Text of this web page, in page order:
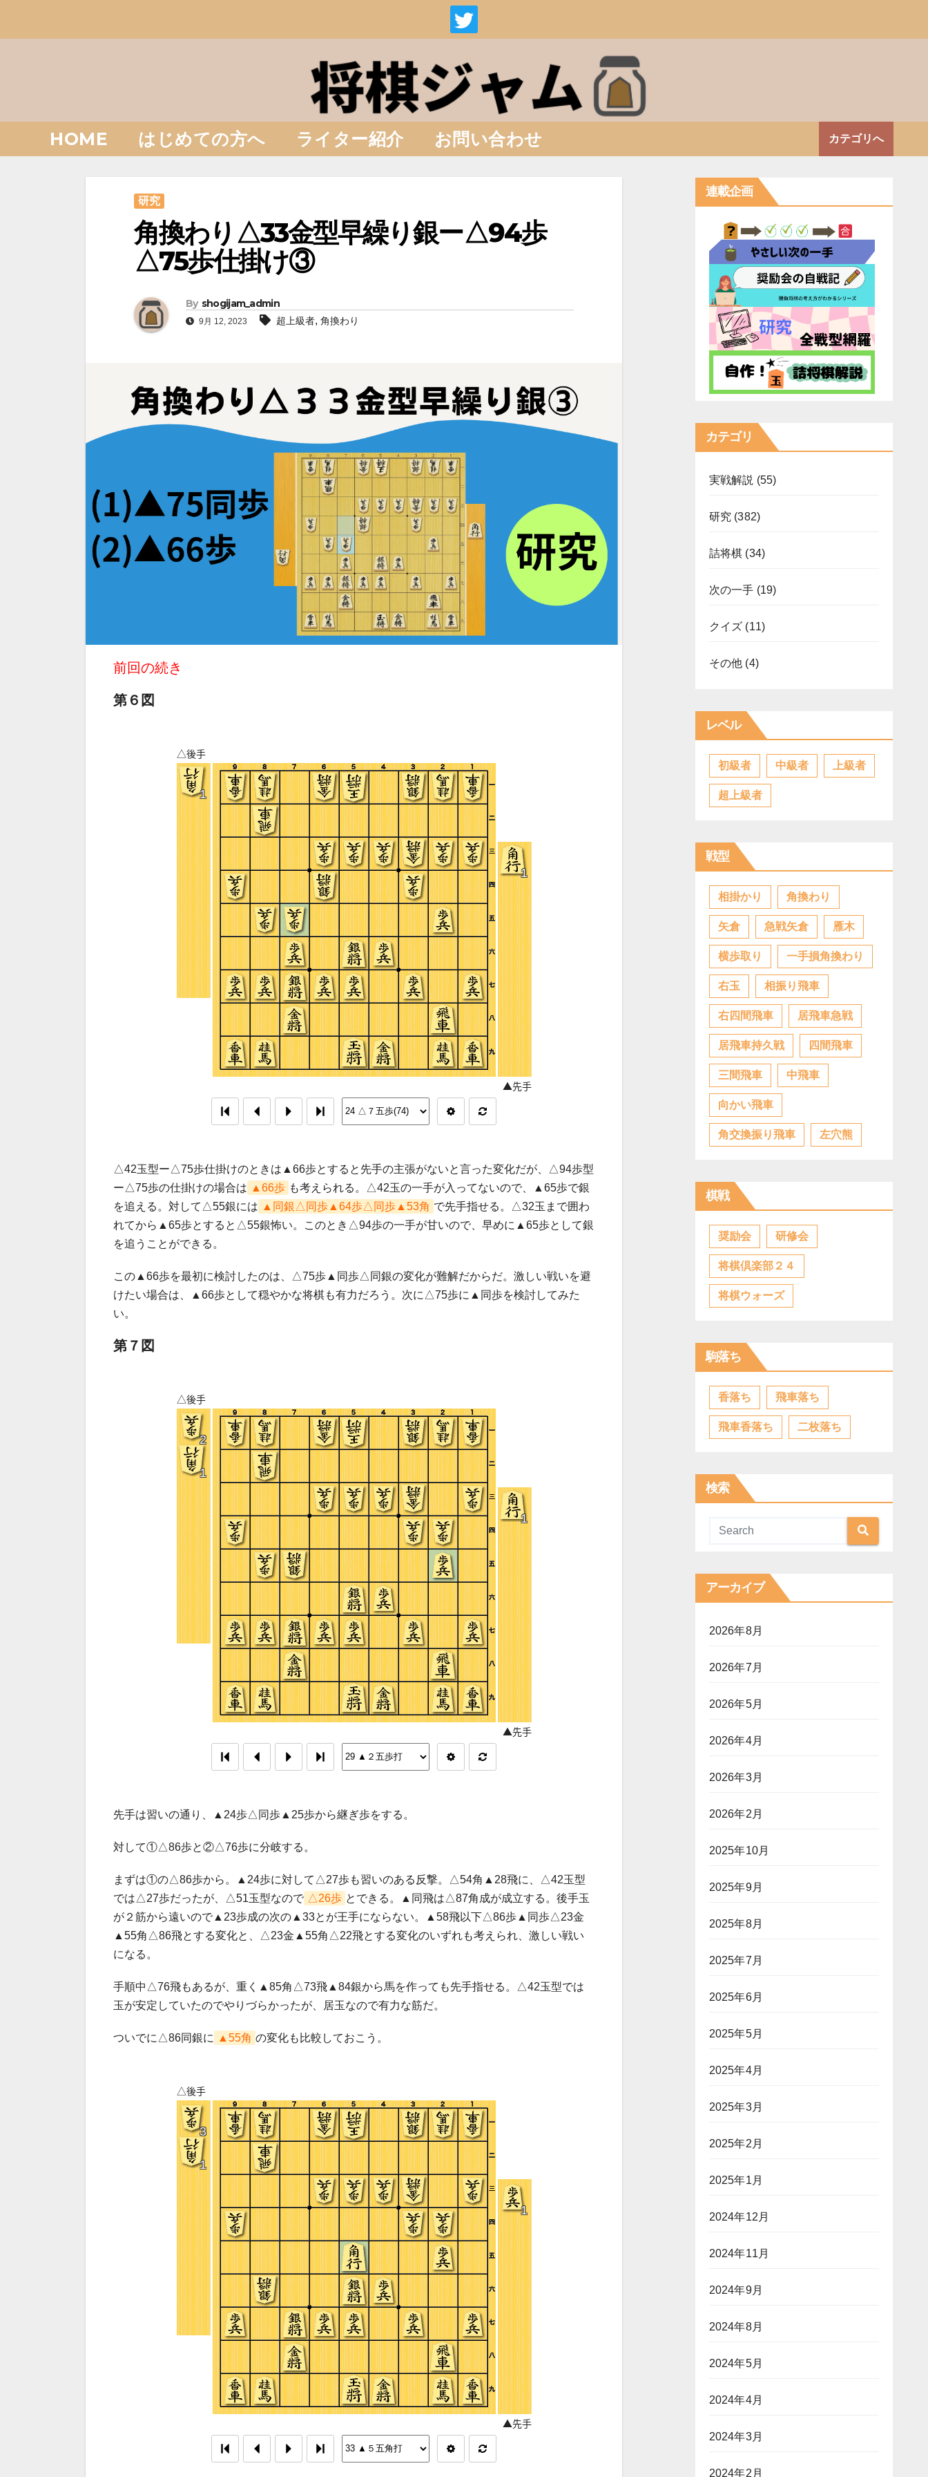
HOME はじめての方へ ライター紹介 お問い合わせ カテゴリへ
研究
角換わり△33金型早繰り銀ー△94歩
△75歩仕掛け③
By shogijam_admin
9月 12, 2023 超上級者,角換わり
前回の続き
第６図
△42玉型ー△75歩仕掛けのときは▲66歩とすると先手の主張がないと言った変化だが、△94歩型
ー△75歩の仕掛けの場合は ▲66歩 も考えられる。△42玉の一手が入ってないので、▲65歩で銀
を追える。対して△55銀には ▲同銀△同歩▲64歩△同歩▲53角 で先手指せる。△32玉まで囲わ
れてから▲65歩とすると△55銀怖い。このとき△94歩の一手が甘いので、早めに▲65歩として銀
を追うことができる。
この▲66歩を最初に検討したのは、△75歩▲同歩△同銀の変化が難解だからだ。激しい戦いを避
けたい場合は、▲66歩として穏やかな将棋も有力だろう。次に△75歩に▲同歩を検討してみた
い。
第７図
先手は習いの通り、▲24歩△同歩▲25歩から継ぎ歩をする。
対して①△86歩と②△76歩に分岐する。
まずは①の△86歩から。▲24歩に対して△27歩も習いのある反撃。△54角▲28飛に、△42玉型
では△27歩だったが、△51玉型なので △26歩 とできる。▲同飛は△87角成が成立する。後手玉
が２筋から遠いので▲23歩成の次の▲33とが王手にならない。▲58飛以下△86歩▲同歩△23金
▲55角△86飛とする変化と、△23金▲55角△22飛とする変化のいずれも考えられ、激しい戦い
になる。
手順中△76飛もあるが、重く▲85角△73飛▲84銀から馬を作っても先手指せる。△42玉型では
玉が安定していたのでやりづらかったが、居玉なので有力な筋だ。
ついでに△86同銀に ▲55角 の変化も比較しておこう。
連載企画
カテゴリ
実戦解説 (55)
研究 (382)
詰将棋 (34)
次の一手 (19)
クイズ (11)
その他 (4)
レベル
初級者 中級者 上級者
超上級者
戦型
相掛かり 角換わり
矢倉 急戦矢倉 雁木
横歩取り 一手損角換わり
右玉 相振り飛車
右四間飛車 居飛車急戦
居飛車持久戦 四間飛車
三間飛車 中飛車
向かい飛車
角交換振り飛車 左穴熊
棋戦
奨励会 研修会
将棋倶楽部２４
将棋ウォーズ
駒落ち
香落ち 飛車落ち
飛車香落ち 二枚落ち
検索
アーカイブ
2026年8月
2026年7月
2026年5月
2026年4月
2026年3月
2026年2月
2025年10月
2025年9月
2025年8月
2025年7月
2025年6月
2025年5月
2025年4月
2025年3月
2025年2月
2025年1月
2024年12月
2024年11月
2024年9月
2024年8月
2024年5月
2024年4月
2024年3月
2024年2月